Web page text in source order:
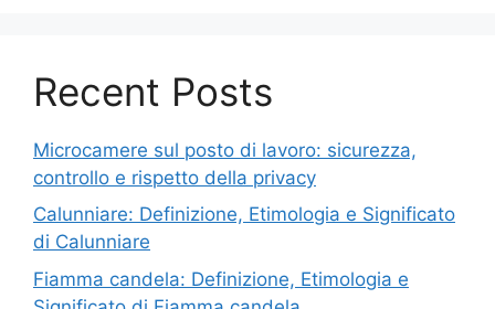
Recent Posts
Microcamere sul posto di lavoro: sicurezza,
controllo e rispetto della privacy
Calunniare: Definizione, Etimologia e Significato
di Calunniare
Fiamma candela: Definizione, Etimologia e